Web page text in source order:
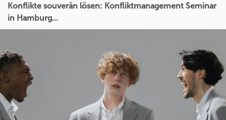
Konflikte souverän lösen: Konfliktmanagement Seminar
in Hamburg...